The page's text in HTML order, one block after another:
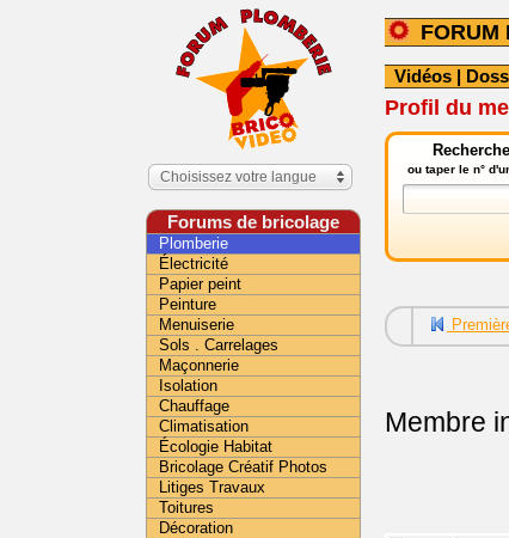
FORUM
Vidéos |
Profil du
ou taper le n°
Membre
Choisissez votre langue
Forums de bricolage
Plomberie
Électricité
Papier peint
Peinture
Menuiserie
Sols . Carrelages
Maçonnerie
Isolation
Chauffage
Climatisation
Écologie Habitat
Bricolage Créatif Photos
Litiges Travaux
Toitures
Décoration